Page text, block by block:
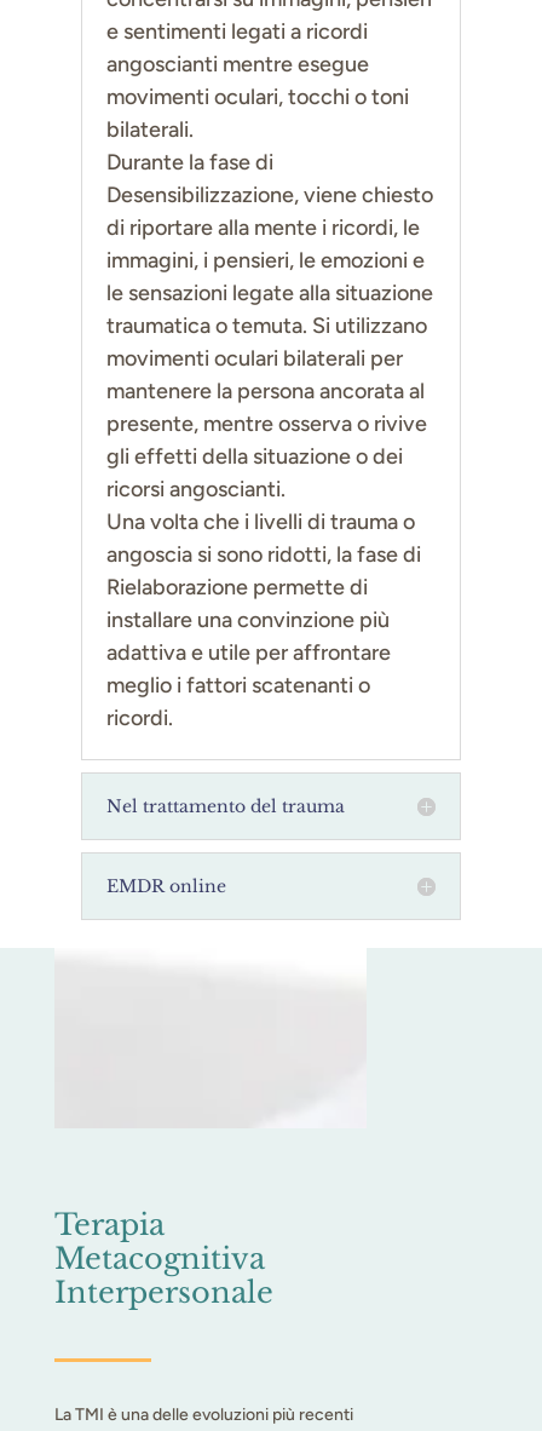
e sentimenti legati a ricordi
angoscianti mentre esegue
movimenti oculari, tocchi o toni
bilaterali.
Durante la fase di
Desensibilizzazione, viene chiesto
di riportare alla mente i ricordi, le
immagini, i pensieri, le emozioni e
le sensazioni legate alla situazione
traumatica o temuta. Si utilizzano
movimenti oculari bilaterali per
mantenere la persona ancorata al
presente, mentre osserva o rivive
gli effetti della situazione o dei
ricorsi angoscianti.
Una volta che i livelli di trauma o
angoscia si sono ridotti, la fase di
Rielaborazione permette di
installare una convinzione più
adattiva e utile per affrontare
meglio i fattori scatenanti o
ricordi.
Nel trattamento del trauma
EMDR online
Terapia
Metacognitiva
Interpersonale
La TMI è una delle evoluzioni più recenti